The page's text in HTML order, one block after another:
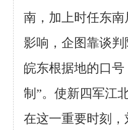
南，加上时任东
影响，企图靠谈判
皖东根据地的口
制”。 使新四军江
在这一重要时刻，